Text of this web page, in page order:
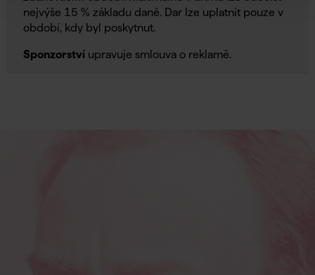
nejvýše 15 % základu daně. Dar lze uplatnit pouze v
období, kdy byl poskytnut.
Sponzorstvíupravuje smlouva o reklamě.